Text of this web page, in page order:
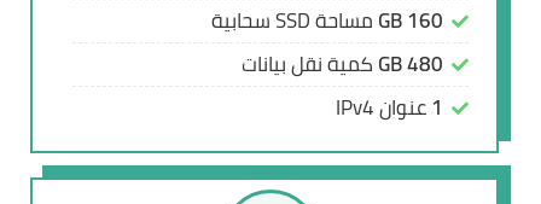
160 GB
مساحة SSD سحابية
480 GB
كمية نقل بيانات
1عنوان IPv4
160 GB
مساحة SSD سحابية
480 GB
كمية نقل بيانات
1عنوان IPv4